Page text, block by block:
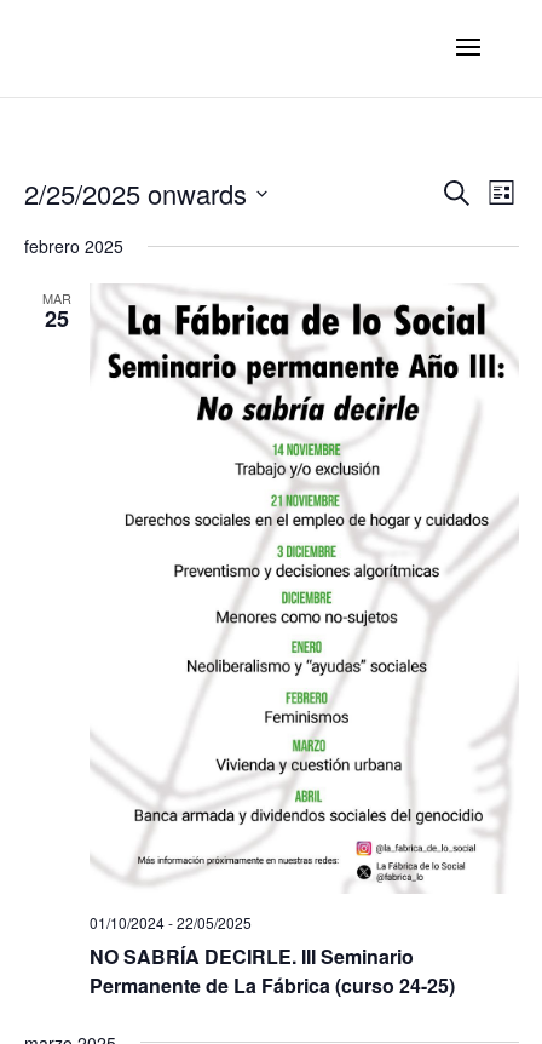
Search
List
2/25/2025 onwards
date.
febrero 2025
MAR
25
01/10/2024-22/05/2025
NO SABRÍA DECIRLE. III Seminario
Permanente de La Fábrica (curso 24-25)